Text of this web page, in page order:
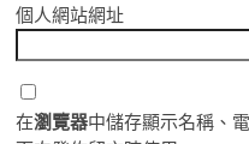
個人網站網址
在瀏覽器中儲存顯示名稱、